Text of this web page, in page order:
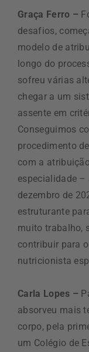
Graça Ferro –
desafios,
modelo de
longo do
sofreu várias
chegar a um
assente em
Conseguimos
procedimento
com a
especialidade –
dezembro de
estruturante
muito trabalho,
contribuir para
nutricionista
Carla Lopes –
absorveu mais
corpo, pela
um Colégio de